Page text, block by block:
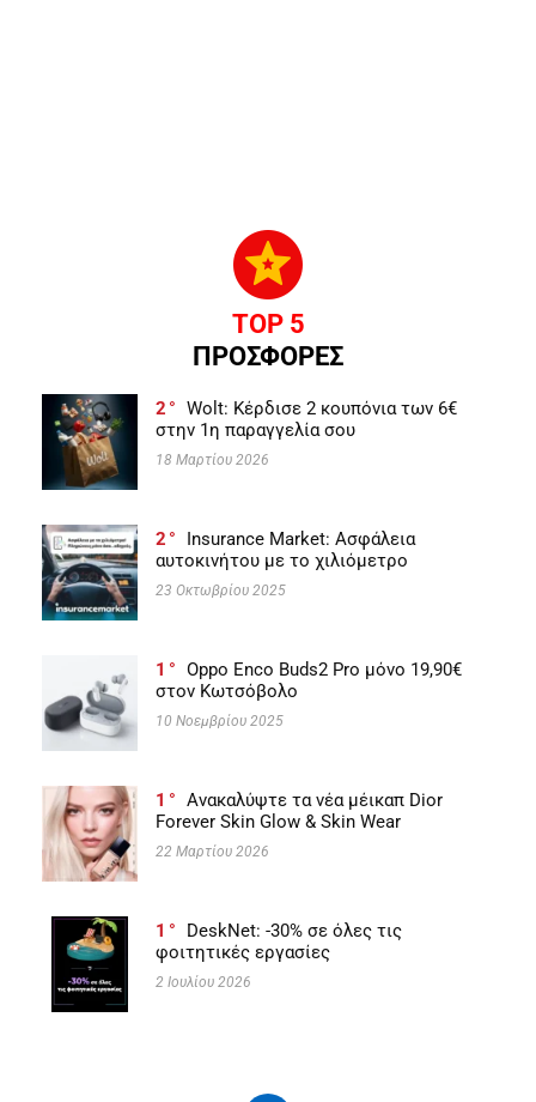
TOP 5
ΠΡΟΣΦΟΡΕΣ
2
Wolt: Κέρδισε 2 κουπόνια των 6€
στην 1η παραγγελία σου
18 Μαρτίου 2026
2
Insurance Market: Ασφάλεια
αυτοκινήτου με το χιλιόμετρο
23 Οκτωβρίου 2025
1
Oppo Enco Buds2 Pro μόνο 19,90€
στον Κωτσόβολο
10 Νοεμβρίου 2025
1
Ανακαλύψτε τα νέα μέικαπ Dior
Forever Skin Glow & Skin Wear
22 Μαρτίου 2026
1
DeskNet: -30% σε όλες τις
φοιτητικές εργασίες
2 Ιουλίου 2026